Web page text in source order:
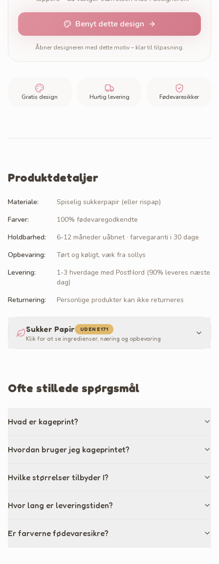
Benyt dette design
Åbner designeren med dette motiv – klar til tilpasning.
Gratis design Hurtig levering Fødevaresikker
Produktdetaljer
Materiale:
Spiselig sukkerpapir (eller rispap)
Farver:
100% fødevaregodkendte
Holdbarhed:
6-12 måneder uåbnet · farvegaranti i 30 dage
Opbevaring:
Tørt og køligt, væk fra sollys
Levering:
1-3 hverdage med PostNord (90% leveres næste
dag)
Returnering: Personlige produkter kan ikke returneres
Sukker Papir UDEN E171
Klik for at se ingredienser, næring og opbevaring
Ofte stillede spørgsmål
Hvad er kageprint?
Hvordan bruger jeg kageprintet?
Hvilke størrelser tilbyder I?
Hvor lang er leveringstiden?
Er farverne fødevaresikre?